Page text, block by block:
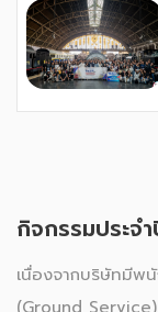
กิจกรรมประจ
เนื่องจากบริษัทมีพ